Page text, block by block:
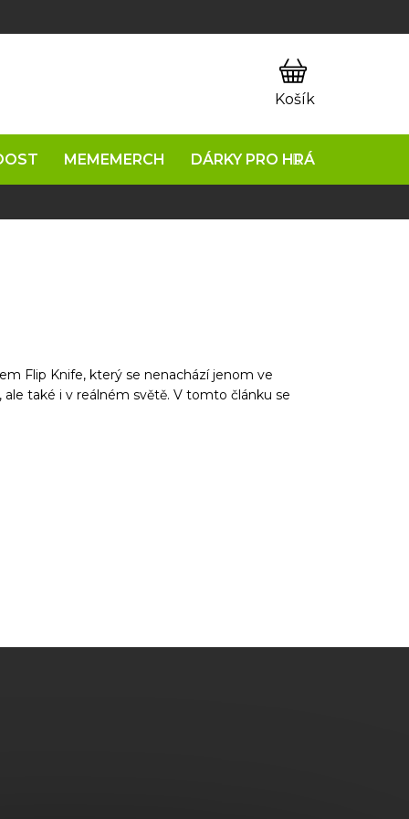
MEMEMERCH DÁRKY PRO HRÁČE
Flip Knife, který se nenachází jenom ve
také i v reálném světě. V tomto článku se